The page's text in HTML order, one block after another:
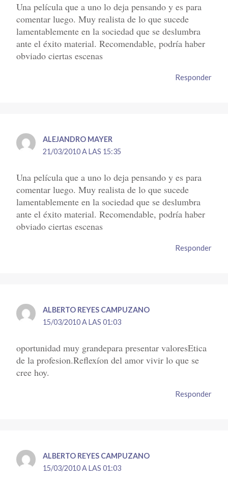
Una película que a uno lo deja pensando y es para
comentar luego. Muy realista de lo que sucede
lamentablemente en la sociedad que se deslumbra
ante el éxito material. Recomendable, podría haber
obviado ciertas escenas
Responder
ALEJANDRO MAYER
21/03/2010 A LAS 15:35
Una película que a uno lo deja pensando y es para
comentar luego. Muy realista de lo que sucede
lamentablemente en la sociedad que se deslumbra
ante el éxito material. Recomendable, podría haber
obviado ciertas escenas
Responder
ALBERTO REYES CAMPUZANO
15/03/2010 A LAS 01:03
oportunidad muy grandepara presentar valoresEtica
de la profesion.Reflexíon del amor vivir lo que se
cree hoy.
Responder
ALBERTO REYES CAMPUZANO
15/03/2010 A LAS 01:03